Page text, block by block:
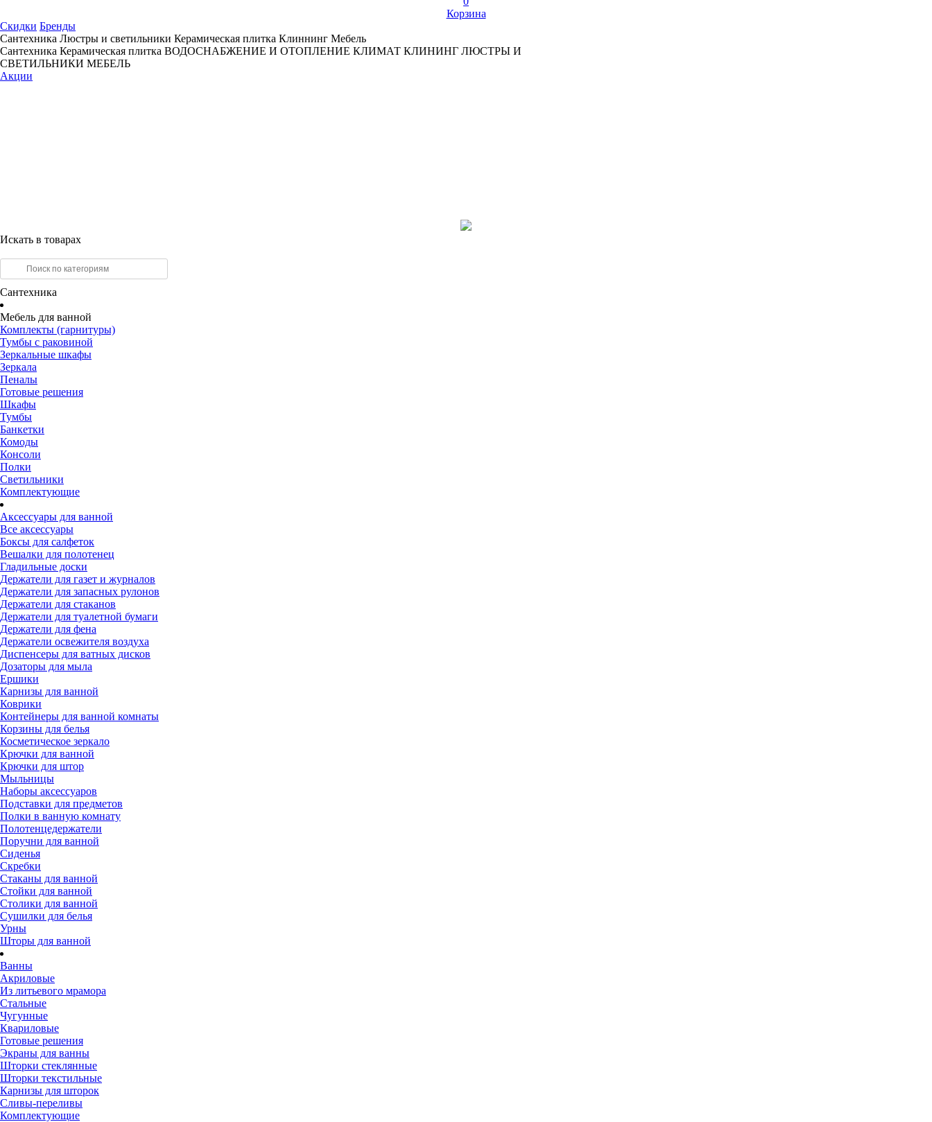
Корзина
Скидки Бренды
Сантехника Люстры и светильники Керамическая плитка Клиннинг Мебель
Сантехника Керамическая плитка ВОДОСНАБЖЕНИЕ И ОТОПЛЕНИЕ КЛИМАТ КЛИНИНГ ЛЮСТРЫ И
СВЕТИЛЬНИКИ МЕБЕЛЬ
Акции
Искать в товарах
Сантехника
Мебель для ванной
Комплекты (гарнитуры)
Тумбы с раковиной
Зеркальные шкафы
Зеркала
Пеналы
Готовые решения
Шкафы
Тумбы
Банкетки
Комоды
Консоли
Полки
Светильники
Комплектующие
Аксессуары для ванной
Все аксессуары
Боксы для салфеток
Вешалки для полотенец
Гладильные доски
Держатели для газет и журналов
Держатели для запасных рулонов
Держатели для стаканов
Держатели для туалетной бумаги
Держатели для фена
Держатели освежителя воздуха
Диспенсеры для ватных дисков
Дозаторы для мыла
Ершики
Карнизы для ванной
Коврики
Контейнеры для ванной комнаты
Корзины для белья
Косметическое зеркало
Крючки для ванной
Крючки для штор
Мыльницы
Наборы аксессуаров
Подставки для предметов
Полки в ванную комнату
Полотенцедержатели
Поручни для ванной
Сиденья
Скребки
Стаканы для ванной
Стойки для ванной
Столики для ванной
Сушилки для белья
Урны
Шторы для ванной
Ванны
Акриловые
Из литьевого мрамора
Стальные
Чугунные
Квариловые
Готовые решения
Экраны для ванны
Шторки стеклянные
Шторки текстильные
Карнизы для шторок
Сливы-переливы
Комплектующие